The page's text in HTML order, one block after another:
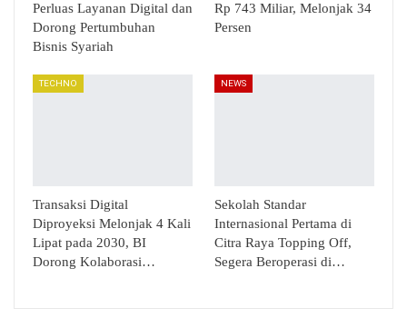
Perluas Layanan Digital dan
Dorong Pertumbuhan
Bisnis Syariah
Rp 743 Miliar, Melonjak 34
Persen
TECHNO
Transaksi Digital
Diproyeksi Melonjak 4 Kali
Lipat pada 2030, BI
Dorong Kolaborasi…
NEWS
Sekolah Standar
Internasional Pertama di
Citra Raya Topping Off,
Segera Beroperasi di…